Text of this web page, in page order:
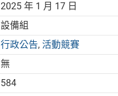
2025 年 1 月 17 日
設備組
行政公告,活動競賽
無
584